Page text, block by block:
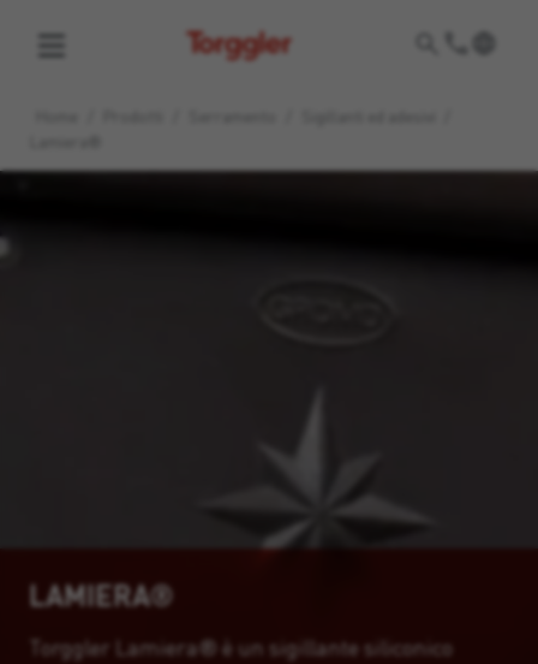
Torggler
LAMIERA®
Torggler Lamiera® è un sigillante siliconico